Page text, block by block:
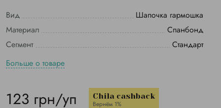
Вид
Шапочка гармошка
Материал
Спанбонд
Сегмент
Стандарт
Больше о товаре
123 грн/уп Chila cashback
Вернём 1%